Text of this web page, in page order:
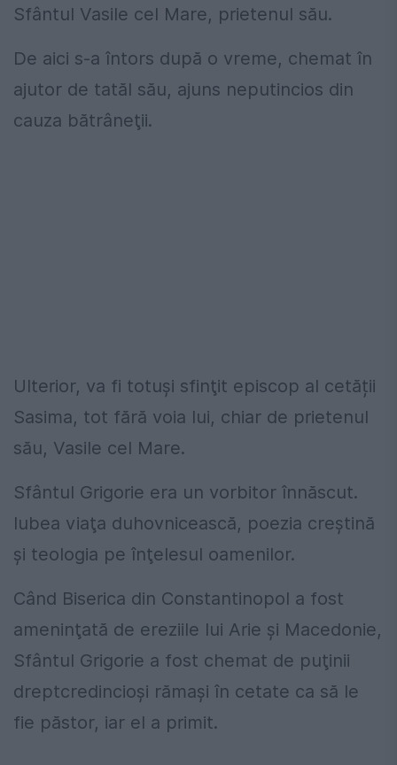
Sfântul Vasile cel Mare, prietenul său.
De aici s-a întors după o vreme, chemat în
ajutor de tatăl său, ajuns neputincios din
cauza bătrâneţii.
Ulterior, va fi totuși sfinţit episcop al cetății
Sasima, tot fără voia lui, chiar de prietenul
său, Vasile cel Mare.
Sfântul Grigorie era un vorbitor înnăscut.
Iubea viaţa duhovnicească, poezia creştină
şi teologia pe înţelesul oamenilor.
Când Biserica din Constantinopol a fost
ameninţată de ereziile lui Arie şi Macedonie,
Sfântul Grigorie a fost chemat de puţinii
dreptcredincioşi rămași în cetate ca să le
fie păstor, iar el a primit.